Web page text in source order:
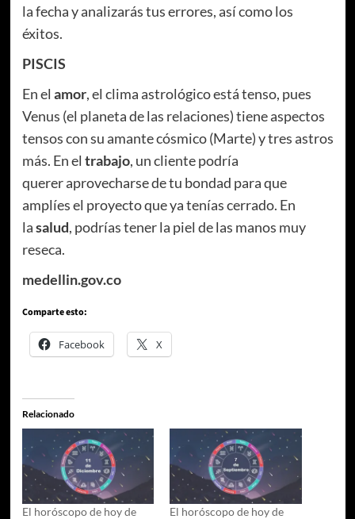
la fecha y analizarás tus errores, así como los
éxitos.
PISCIS
En el amor, el clima astrológico está tenso, pues
Venus (el planeta de las relaciones) tiene aspectos
tensos con su amante cósmico (Marte) y tres astros
más. En el trabajo, un cliente podría
querer aprovecharse de tu bondad para que
amplíes el proyecto que ya tenías cerrado. En
lasalud, podrías tener la piel de las manos muy
reseca.
medellin.gov.co
Comparte esto:
Facebook X
Relacionado
El horóscopo de hoy de
El horóscopo de hoy de